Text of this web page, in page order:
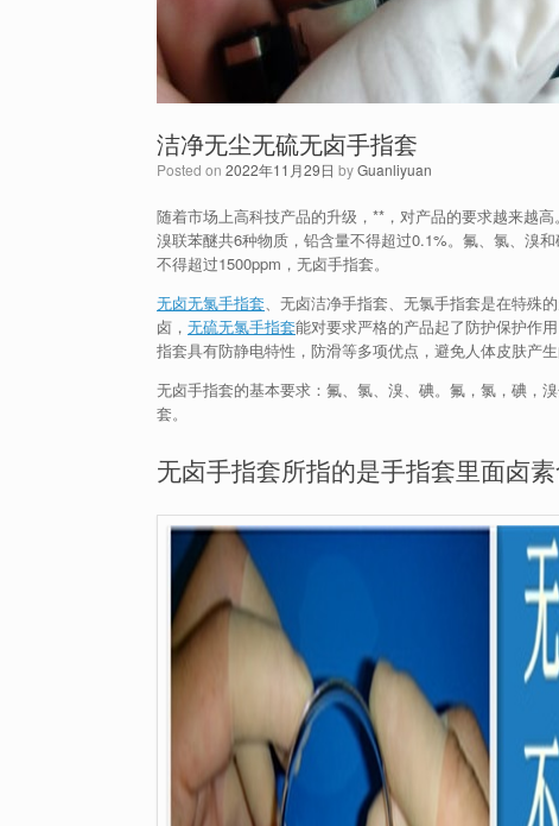
洁净无尘无硫无卤手指套
Posted on 2022年11月29日 byGuanliyuan
随着市场上高科技产品的升级，**，对产品的要求越来越
溴联苯醚共6种物质，铅含量不得超过0.1%。氟、氯、溴
不得超过1500ppm，无卤手指套。
无卤无氯手指套、无卤洁净手指套、无氯手指套是在特殊
卤， 无硫无氯手指套能对要求严格的产品起了防护保护作
指套具有防静电特性，防滑等多项优点，避免人体皮肤产
无卤手指套的基本要求：氟、氯、溴、碘。氟，氯，碘，
套。
无卤手指套所指的是手指套里面卤素